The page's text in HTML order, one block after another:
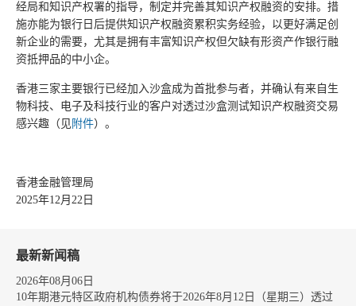
经局和知识产权署的指导，制定并完善其知识产权融资的安排。措
施亦能为银行日后提供知识产权融资累积实务经验，以更好满足创
新企业的需要，尤其是拥有丰富知识产权但欠缺有形资产作银行融
资抵押品的中小企。
香港三家主要银行已经加入沙盒成为首批参与者，并确认有来自生
物科技、电子及科技行业的客户对透过沙盒测试知识产权融资交易
感兴趣（见附件）。
香港金融管理局
2025年12月22日
最新新闻稿
2026年08月06日
10年期港元特区政府机构债券将于2026年8月12日（星期三）透过